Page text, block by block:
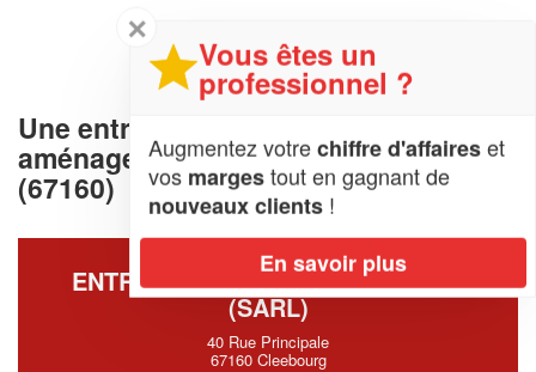
Une entreprise deconception et
aménagement de cuisine à Cleebourg
(67160)
ENTREPRISE ATELIER DU DESIGN
(SARL)
40 Rue Principale
67160 Cleebourg
✕
Vous êtes un
professionnel ?
Augmentez votrechiffre d'affaireset
vos margestout en gagnant de
nouveaux clients !
En savoir plus